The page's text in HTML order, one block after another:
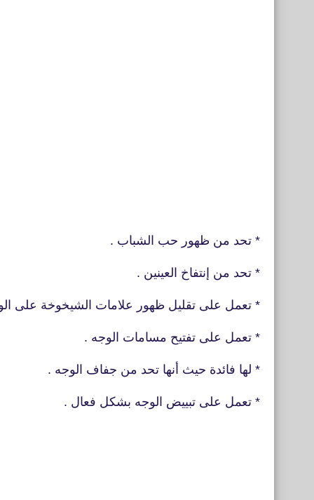
* تحد من ظهور حب الشباب .
* تحد من إنتفاخ العينين .
* تعمل على تقليل ظهور علامات الشيخوخة على
* تعمل على تفتيح مسامات الوجه .
* لها فائدة حيث أنها تحد من جفاف الوجه .
* تعمل على تبييض الوجه بشكل فعال .